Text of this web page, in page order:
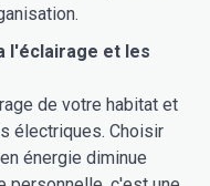
l'éclairage et les
de votre habitat et
électriques. Choisir
énergie diminue